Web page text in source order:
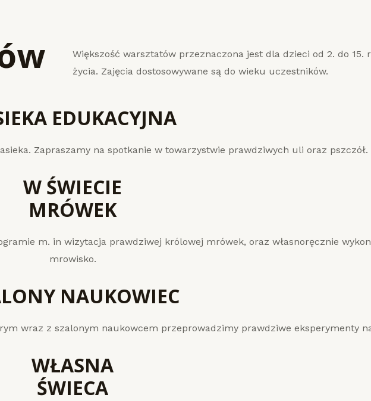
Większość warsztatów przeznaczona jest dla dzieci od 2. do 15.
życia. Zajęcia dostosowywane są do wieku uczestników.
EDUKACYJNA
Zapraszamy na spotkanie w towarzystwie prawdziwych uli oraz pszczół.
W ŚWIECIE
MRÓWEK
m. in wizytacja prawdziwej królowej mrówek, oraz własnoręcznie
mrowisko.
NAUKOWIEC
wraz z szalonym naukowcem przeprowadzimy prawdziwe eksperymenty
WŁASNA
ŚWIECA